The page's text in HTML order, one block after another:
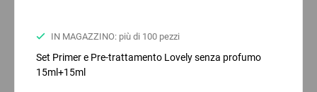
IN MAGAZZINO: più di 100 pezzi
Set Primer e Pre-trattamento Lovely senza profumo
15ml+15ml